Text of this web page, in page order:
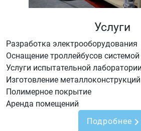
Услуги
Разработка электрооборудования
Оснащение троллейбусов
Услуги испытательной лаборатории
Изготовление металлоконструкций
Полимерное покрытие
Аренда помещений
Подробнее